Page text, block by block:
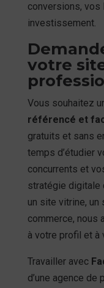
conversions, vos
investissement.
votre
Vous souhaitez
référencé et
gratuits et sans
temps d’étudier
concurrents et
stratégie digitale
un site vitrine, un
commerce, nous
à votre profil et à
Travailler avec
d’une agence de